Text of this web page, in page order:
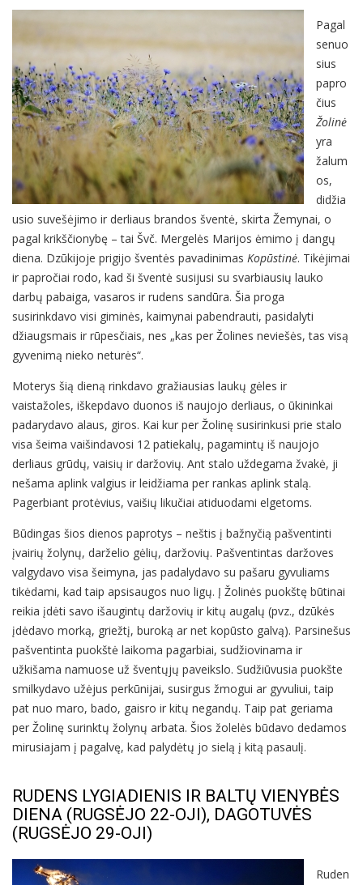
Pagal
senuo
sius
papro
čius
Žolinė
yra
žalum
os,
didžia
usio suvešėjimo ir derliaus brandos šventė, skirta Žemynai, o
pagal krikščionybę – tai Švč. Mergelės Marijos ėmimo į dangų
diena. Dzūkijoje prigijo šventės pavadinimas Kopūstinė. Tikėjimai
ir papročiai rodo, kad ši šventė susijusi su svarbiausių lauko
darbų pabaiga, vasaros ir rudens sandūra. Šia proga
susirinkdavo visi giminės, kaimynai pabendrauti, pasidalyti
džiaugsmais ir rūpesčiais, nes „kas per Žolines neviešės, tas visą
gyvenimą nieko neturės“.
Moterys šią dieną rinkdavo gražiausias laukų gėles ir
vaistažoles, iškepdavo duonos iš naujojo derliaus, o ūkininkai
padarydavo alaus, giros. Kai kur per Žolinę susirinkusi prie stalo
visa šeima vaišindavosi 12 patiekalų, pagamintų iš naujojo
derliaus grūdų, vaisių ir daržovių. Ant stalo uždegama žvakė, ji
nešama aplink valgius ir leidžiama per rankas aplink stalą.
Pagerbiant protėvius, vaišių likučiai atiduodami elgetoms.
Būdingas šios dienos paprotys – neštis į bažnyčią pašventinti
įvairių žolynų, darželio gėlių, daržovių. Pašventintas daržoves
valgydavo visa šeimyna, jas padalydavo su pašaru gyvuliams
tikėdami, kad taip apsisaugos nuo ligų. Į Žolinės puokštę būtinai
reikia įdėti savo išaugintų daržovių ir kitų augalų (pvz., dzūkės
įdėdavo morką, griežtį, buroką ar net kopūsto galvą). Parsinešus
pašventinta puokštė laikoma pagarbiai, sudžiovinama ir
užkišama namuose už šventųjų paveikslo. Sudžiūvusia puokšte
smilkydavo užėjus perkūnijai, susirgus žmogui ar gyvuliui, taip
pat nuo maro, bado, gaisro ir kitų negandų. Taip pat geriama
per Žolinę surinktų žolynų arbata. Šios žolelės būdavo dedamos
mirusiajam į pagalvę, kad palydėtų jo sielą į kitą pasaulį.
RUDENS LYGIADIENIS IR BALTŲ VIENYBĖS
DIENA (RUGSĖJO 22-OJI), DAGOTUVĖS
(RUGSĖJO 29-OJI)
Ruden